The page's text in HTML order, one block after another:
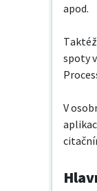
apod.
spoty
V